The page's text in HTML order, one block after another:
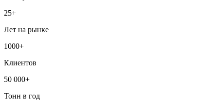
25+
Лет на рынке
1000+
Клиентов
50 000+
Тонн в год